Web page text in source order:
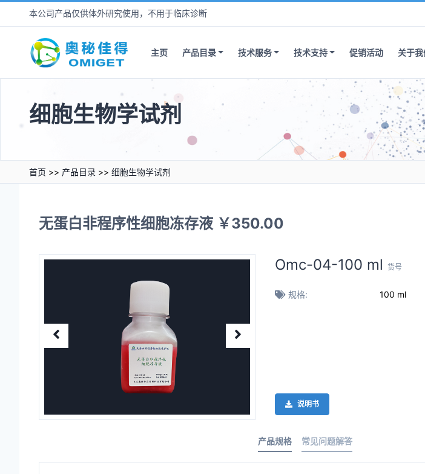
本公司产品仅供体外研究使用，不用于临床诊断
主页 产品目录 技术服务 技术支持 促销活动 关于我
细胞生物学试剂
首页 >> 产品目录 >> 细胞生物学试剂
无蛋白非程序性细胞冻存液 ￥350.00
Omc-04-100 ml 货号
规格: 100 ml
说明书
产品规格 常见问题解答